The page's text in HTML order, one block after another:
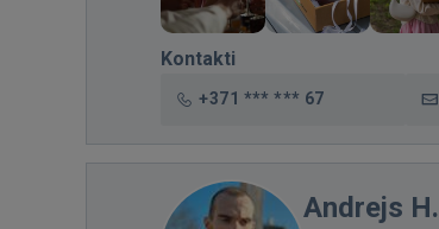
Kontakti
+371 *** *** 67
Andrejs H.